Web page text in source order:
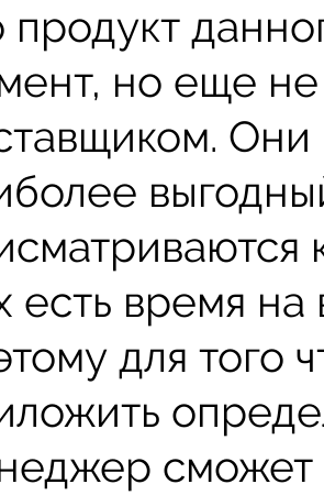
продукт
но еще
Они
есть время
для того
сможет